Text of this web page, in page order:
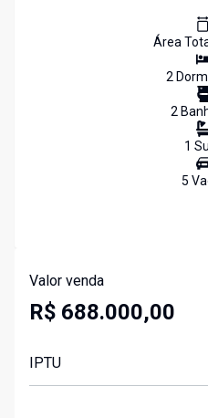
Área
2
2
1
5
Valor venda
R$ 688.000,00
IPTU